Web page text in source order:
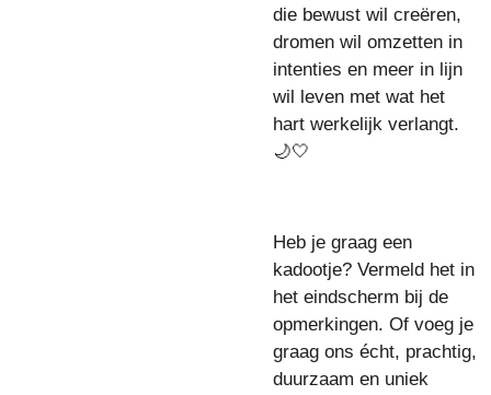
die bewust wil creëren,
dromen wil omzetten in
intenties en meer in lijn
wil leven met wat het
hart werkelijk verlangt.
🌙🤍
Heb je graag een
kadootje? Vermeld het in
het eindscherm bij de
opmerkingen. Of voeg je
graag ons écht, prachtig,
duurzaam en uniek